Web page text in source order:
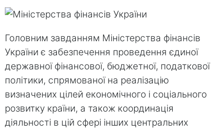
Головним завданням Міністерства фінансів
України є забезпечення проведення єдиної
державної фінансової, бюджетної, податкової
політики, спрямованої на реалізацію
визначених цілей економічного і соціального
розвитку країни, а також координація
діяльності в цій сфері інших центральних